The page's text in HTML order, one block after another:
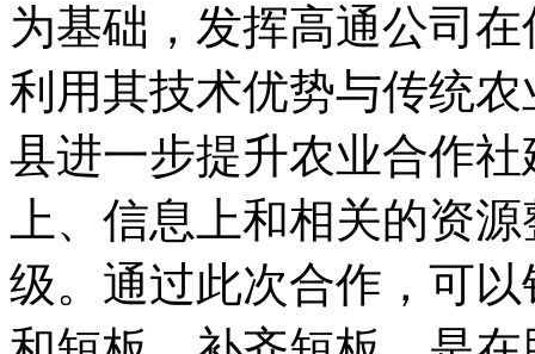
为基础，发挥高通公司
利用其技术优势与传统
县进一步提升农业合作
上、信息上和相关的资
级。通过此次合作，可